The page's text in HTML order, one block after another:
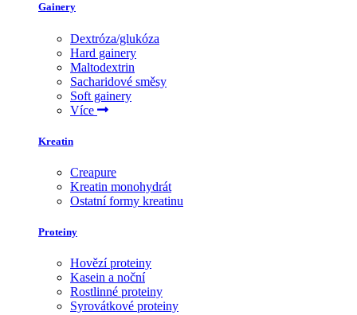
Gainery
Dextróza/glukóza
Hard gainery
Maltodextrin
Sacharidové směsy
Soft gainery
Více
Kreatin
Creapure
Kreatin monohydrát
Ostatní formy kreatinu
Proteiny
Hovězí proteiny
Kasein a noční
Rostlinné proteiny
Syrovátkové proteiny